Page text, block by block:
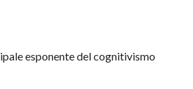
esponente del cognitivismo